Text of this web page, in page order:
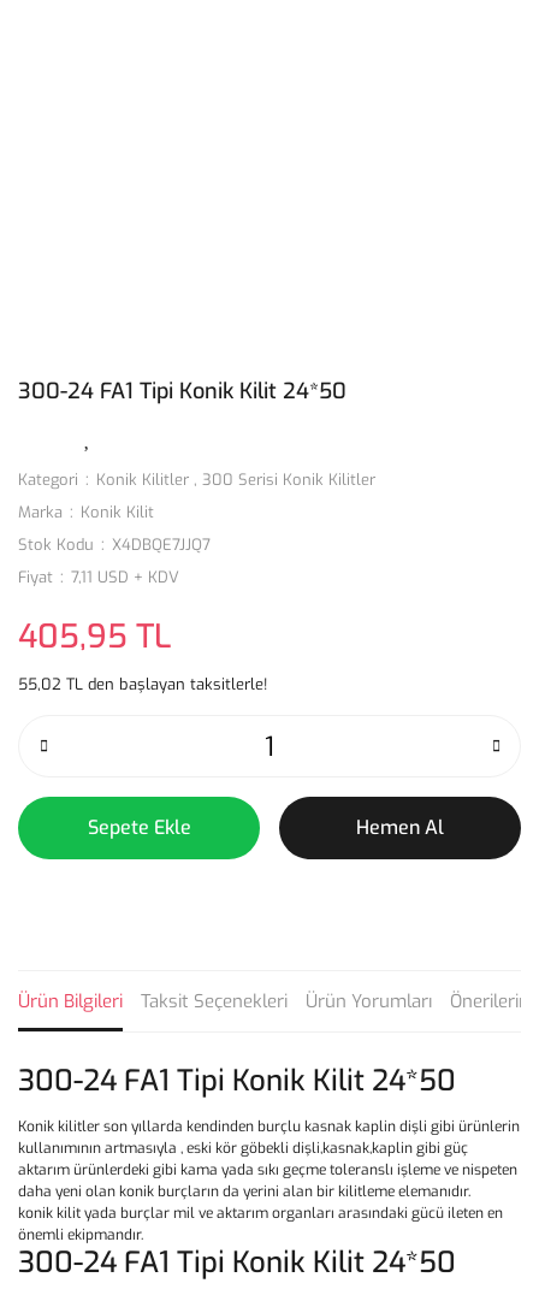
300-24 FA1 Tipi Konik Kilit 24*50
Kategori Konik Kilitler , 300 Serisi Konik Kilitler
Marka
Konik Kilit
Stok Kodu
X4DBQE7JJQ7
Fiyat
7,11 USD + KDV
405,95 TL
55,02 TL den başlayan taksitlerle!
Sepete Ekle Hemen Al
Ürün Bilgileri Taksit Seçenekleri Ürün Yorumları
300-24 FA1 Tipi Konik Kilit 24*50
Konik kilitler son yıllarda kendinden burçlu kasnak kaplin dişli gibi ürünlerin
kullanımının artmasıyla , eski kör göbekli dişli,kasnak,kaplin gibi güç
aktarım ürünlerdeki gibi kama yada sıkı geçme toleranslı işleme ve nispeten
daha yeni olan konik burçların da yerini alan bir kilitleme elemanıdır.
konik kilit yada burçlar mil ve aktarım organları arasındaki gücü ileten en
önemli ekipmandır.
300-24 FA1 Tipi Konik Kilit 24*50